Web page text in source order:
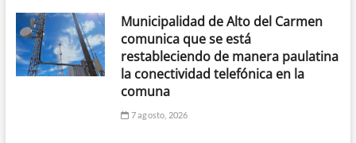
Municipalidad de Alto del Carmen
comunica que se está
restableciendo de manera paulatina
la conectividad telefónica en la
comuna
7 agosto, 2026